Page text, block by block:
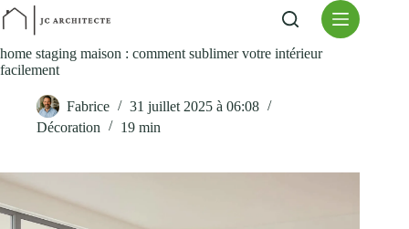
Passer
contenu
home staging maison : comment sublimer votre intérieur
facilement
Fabrice
31 juillet 2025 à 06:08
Décoration
19 min